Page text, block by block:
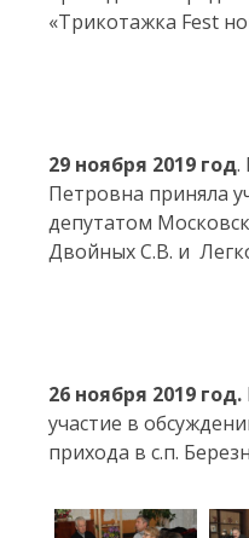
«Трикотажка Fest
29 ноября 2019 год.
Петровна приняла
депутатом
Двойных С.В. и
26 ноября 2019 год.
участие в
прихода в с.п.